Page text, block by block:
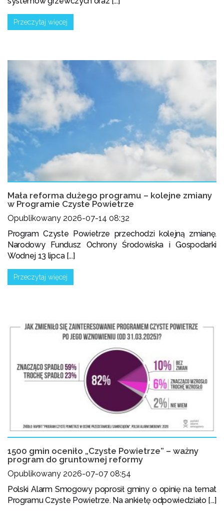
Przeczytaj więcej
Mała reforma dużego programu – kolejne zmiany
w Programie Czyste Powietrze
Opublikowany 2026-07-14 08:32
Program Czyste Powietrze przechodzi kolejną zmianę.
Narodowy Fundusz Ochrony Środowiska i Gospodarki
Wodnej 13 lipca [...]
Przeczytaj więcej
1500 gmin oceniło „Czyste Powietrze” – ważny
program do gruntownej reformy
Opublikowany 2026-07-07 08:54
Polski Alarm Smogowy poprosił gminy o opinię na temat
Programu Czyste Powietrze. Na ankietę odpowiedziało [...]